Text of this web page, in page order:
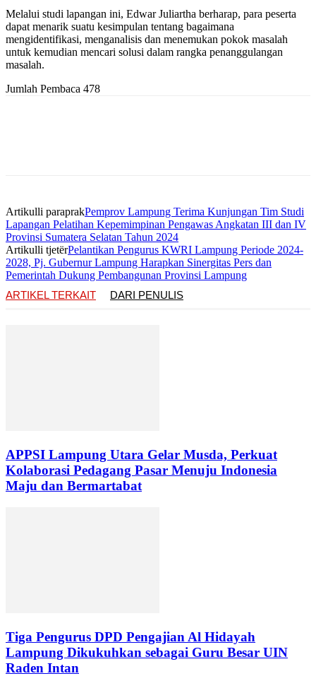
Melalui studi lapangan ini, Edwar Juliartha berharap, para peserta
dapat menarik suatu kesimpulan tentang bagaimana
mengidentifikasi, menganalisis dan menemukan pokok masalah
untuk kemudian mencari solusi dalam rangka penanggulangan
masalah.
Jumlah Pembaca 478
Artikulli paraprakPemprov Lampung Terima Kunjungan Tim Studi
Lapangan Pelatihan Kepemimpinan Pengawas Angkatan III dan IV
Provinsi Sumatera Selatan Tahun 2024
Artikulli tjetërPelantikan Pengurus KWRI Lampung Periode 2024-
2028, Pj. Gubernur Lampung Harapkan Sinergitas Pers dan
Pemerintah Dukung Pembangunan Provinsi Lampung
ARTIKEL TERKAIT
DARI PENULIS
APPSI Lampung Utara Gelar Musda, Perkuat
Kolaborasi Pedagang Pasar Menuju Indonesia
Maju dan Bermartabat
Tiga Pengurus DPD Pengajian Al Hidayah
Lampung Dikukuhkan sebagai Guru Besar UIN
Raden Intan